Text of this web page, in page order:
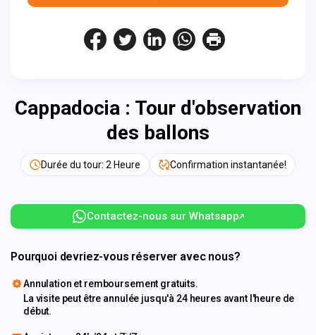
Cappadocia : Tour d'observation
des ballons
Durée du tour: 2 Heure Confirmation instantanée!
Contactez-nous sur Whatsapp
Pourquoi devriez-vous réserver avec nous?
Annulation et remboursement gratuits.
La visite peut être annulée jusqu'à 24 heures avant l'heure de
début.